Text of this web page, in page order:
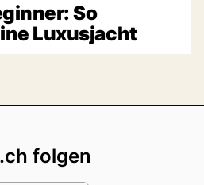
So
Luxusjacht
folgen